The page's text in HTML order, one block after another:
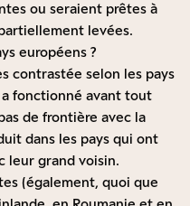
ou seraient prêtes à
levées.
européens ?
contrastée selon les pays
a fonctionné avant tout
de frontière avec la
dans les pays qui ont
leur grand voisin.
(également, quoi que